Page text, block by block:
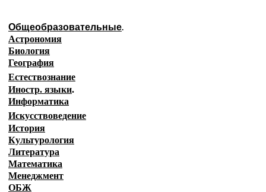
Общеобразовательные.
Астрономия
Биология
География
Естествознание
Иностр. языки.
Информатика
Искусствоведение
История
Культурология
Литература
Математика
Менеджмент
ОБЖ